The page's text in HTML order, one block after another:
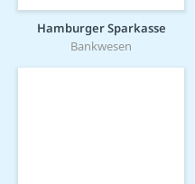
Hamburger Sparkasse
Bankwesen